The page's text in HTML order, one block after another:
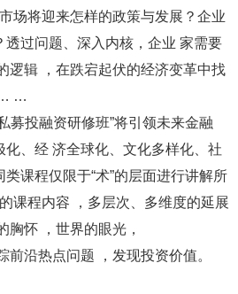
场将迎来怎样的政策与发展？企业
透过问题、深入内核，企业 家需要
逻辑 ，在跌宕起伏的经济变革中找
… …
募投融资研修班”将引领未来金融
、经 济全球化、文化多样化、社
课程仅限于“术”的层面进行讲解所
课程内容 ，多层次、多维度的延展
胸怀 ，世界的眼光，
前沿热点问题 ，发现投资价值。